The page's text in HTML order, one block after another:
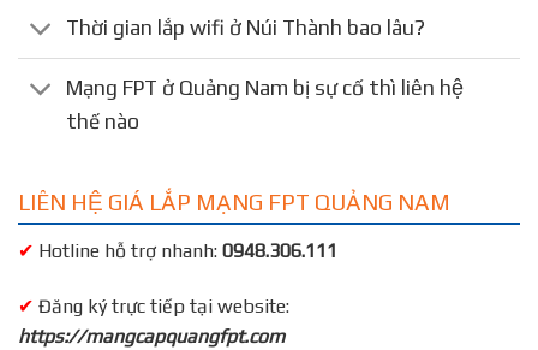
Thời gian lắp wifi ở Núi Thành bao lâu?
Mạng FPT ở Quảng Nam bị sự cố thì liên hệ
thế nào
LIÊN HỆ GIÁ LẮP MẠNG FPT QUẢNG NAM
✔ Hotline hỗ trợ nhanh: 0948.306.111
✔ Đăng ký trực tiếp tại website:
https://mangcapquangfpt.com